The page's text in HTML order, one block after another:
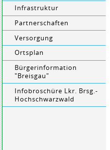
Infrastruktur
Partnerschaften
Versorgung
Ortsplan
Bürgerinformation
"Breisgau"
Infobroschüre Lkr. Brsg.-
Hochschwarzwald